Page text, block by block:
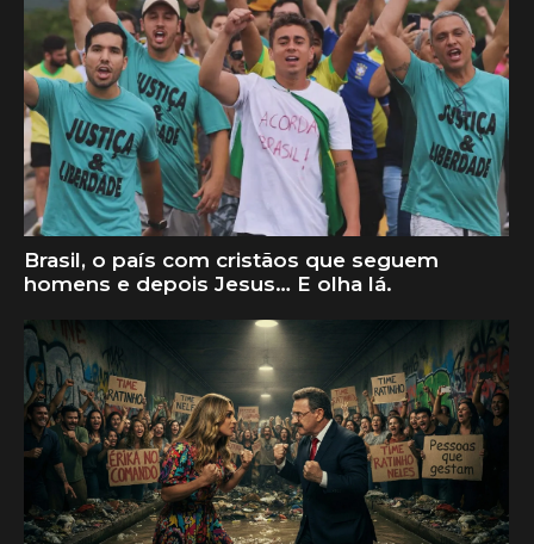
Brasil, o país com cristãos que seguem
homens e depois Jesus… E olha lá.